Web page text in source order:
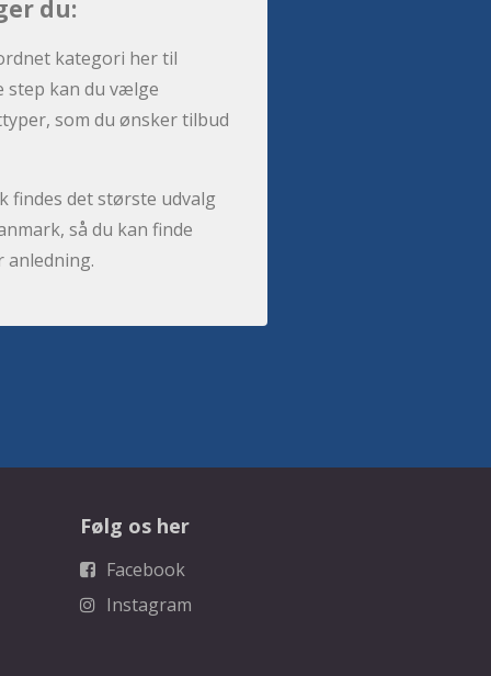
du:
kategori her til
step kan du vælge
som du ønsker tilbud
findes det største udvalg
så du kan finde
anledning.
Følg os her
Facebook
Instagram